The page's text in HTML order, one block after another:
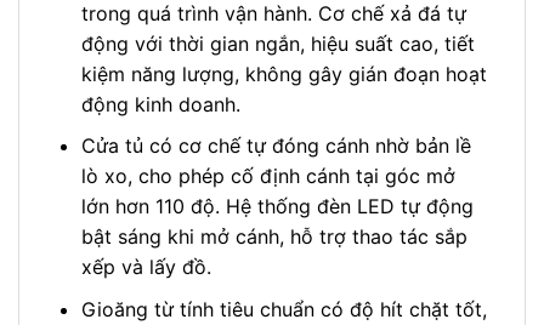
trong quá trình vận hành. Cơ chế xả đá tự
động với thời gian ngắn, hiệu suất cao, tiết
kiệm năng lượng, không gây gián đoạn hoạt
động kinh doanh.
Cửa tủ có cơ chế tự đóng cánh nhờ bản lề
lò xo, cho phép cố định cánh tại góc mở
lớn hơn 110 độ. Hệ thống đèn LED tự động
bật sáng khi mở cánh, hỗ trợ thao tác sắp
xếp và lấy đồ.
Gioăng từ tính tiêu chuẩn có độ hít chặt tốt,